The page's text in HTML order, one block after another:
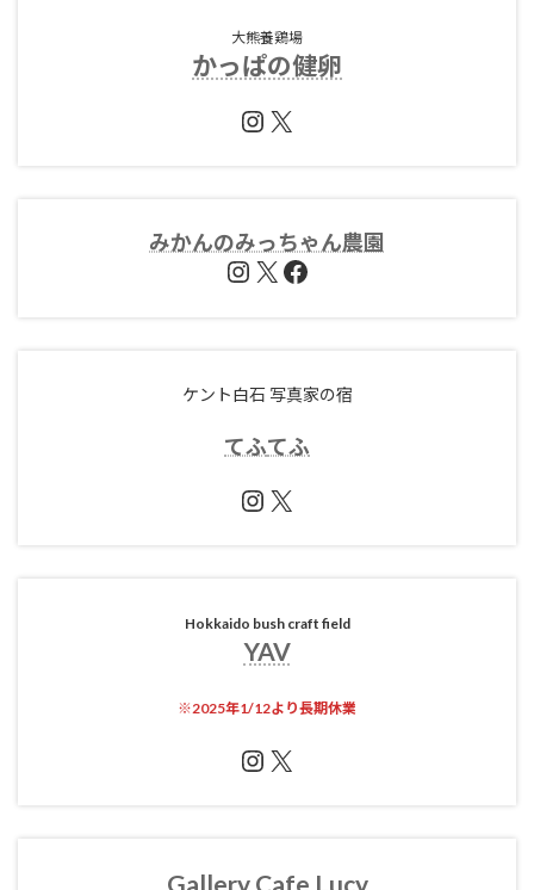
大熊養鶏場
かっぱの健卵
Instagram
X
みかんのみっちゃん農園
Instagram
X Facebook
ケント白石 写真家の宿
てふてふ
Instagram
X
Hokkaido bush craft field
YAV
※2025年1/12より長期休業
Instagram
X
Gallery Cafe Lucy